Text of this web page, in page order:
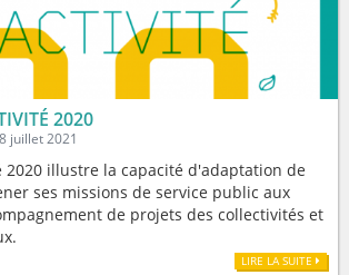
2020
juillet 2021
2020 illustre la capacité d'adaptation de
ses missions de service public aux
de projets des collectivités et
LIRE LA SUITE